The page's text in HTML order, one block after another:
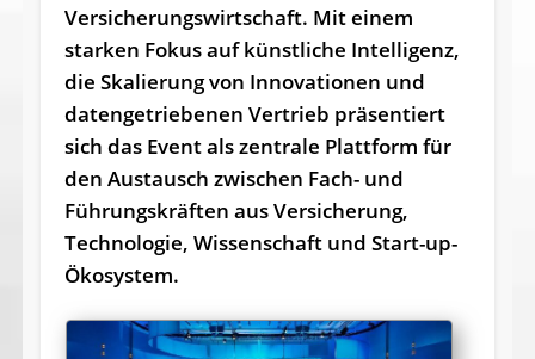
Versicherungswirtschaft. Mit einem
starken Fokus auf künstliche Intelligenz,
die Skalierung von Innovationen und
datengetriebenen Vertrieb präsentiert
sich das Event als zentrale Plattform für
den Austausch zwischen Fach- und
Führungskräften aus Versicherung,
Technologie, Wissenschaft und Start-up-
Ökosystem.